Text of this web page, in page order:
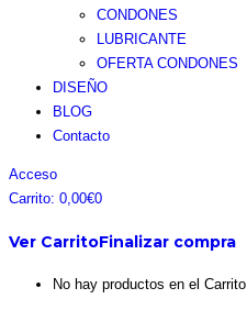
CONDONES
LUBRICANTE
OFERTA CONDONES
DISEÑO
BLOG
Contacto
Facebook
page
in
Instagram
page
in
Pinterest
page
in
Twitter
page
in
Acceso
Carrito: 0,00€0
Ver CarritoFinalizar compra
No hay productos en el Carrito.